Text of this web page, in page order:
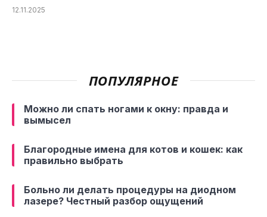
12.11.2025
ПОПУЛЯРНОЕ
Можно ли спать ногами к окну: правда и
вымысел
Благородные имена для котов и кошек: как
правильно выбрать
Больно ли делать процедуры на диодном
лазере? Честный разбор ощущений